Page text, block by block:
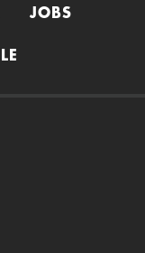
JOBS